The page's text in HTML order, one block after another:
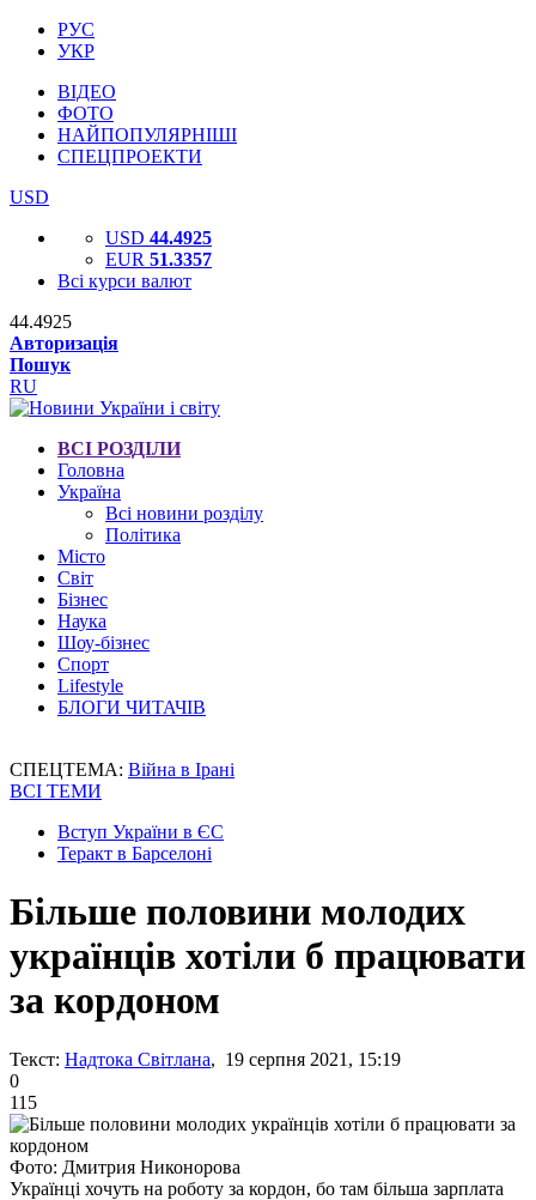
РУС
УКР
ВІДЕО
ФОТО
НАЙПОПУЛЯРНІШІ
СПЕЦПРОЕКТИ
USD
USD 44.4925
EUR 51.3357
Всі курси валют
44.4925
Авторизація
Пошук
RU
ВСІ РОЗДІЛИ
Головна
Україна
Всі новини розділу
Політика
Місто
Світ
Бізнес
Наука
Шоу-бізнес
Спорт
Lifestyle
БЛОГИ ЧИТАЧІВ
СПЕЦТЕМА: Війна в Ірані
ВСІ ТЕМИ
Вступ України в ЄС
Теракт в Барселоні
Більше половини молодих
українців хотіли б працювати
за кордоном
Текст: Надтока Світлана, 19 серпня 2021, 15:19
0
115
Фото: Дмитрия Никонорова
Українці хочуть на роботу за кордон, бо там більша зарплата